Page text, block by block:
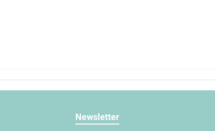
Newsletter